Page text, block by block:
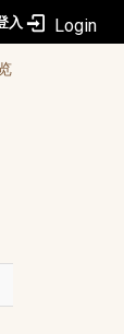
入